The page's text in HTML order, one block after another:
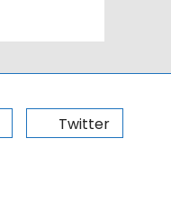
Twitter